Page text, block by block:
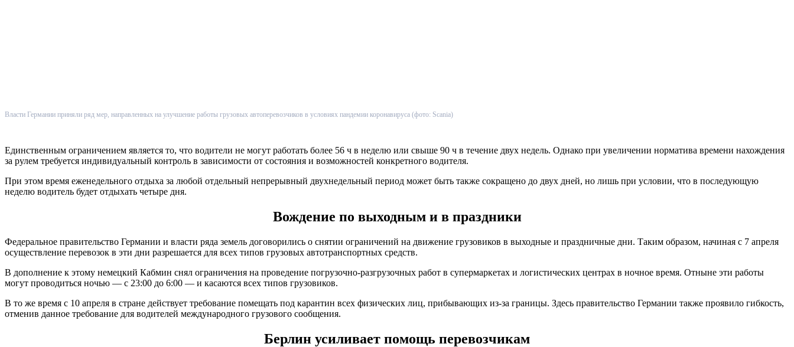
Власти Германии приняли ряд мер, направленных на улучшение работы грузовых автоперевозчиков в условиях пандемии коронавируса (фото: Scania)
Единственным ограничением является то, что водители не могут работать более 56 ч в неделю или свыше 90 ч в течение двух недель. Однако при увеличении норматива времени нахождения
за рулем требуется индивидуальный контроль в зависимости от состояния и возможностей конкретного водителя.
При этом время еженедельного отдыха за любой отдельный непрерывный двухнедельный период может быть также сокращено до двух дней, но лишь при условии, что в последующую
неделю водитель будет отдыхать четыре дня.
Вождение по выходным и в праздники
Федеральное правительство Германии и власти ряда земель договорились о снятии ограничений на движение грузовиков в выходные и праздничные дни. Таким образом, начиная с 7 апреля
осуществление перевозок в эти дни разрешается для всех типов грузовых автотранспортных средств.
В дополнение к этому немецкий Кабмин снял ограничения на проведение погрузочно-разгрузочных работ в супермаркетах и логистических центрах в ночное время. Отныне эти работы
могут проводиться ночью — с 23:00 до 6:00 — и касаются всех типов грузовиков.
В то же время с 10 апреля в стране действует требование помещать под карантин всех физических лиц, прибывающих из-за границы. Здесь правительство Германии также проявило гибкость,
отменив данное требование для водителей международного грузового сообщения.
Берлин усиливает помощь перевозчикам